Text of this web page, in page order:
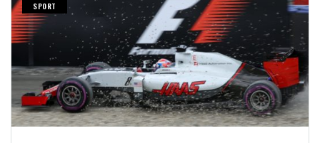
SPORT